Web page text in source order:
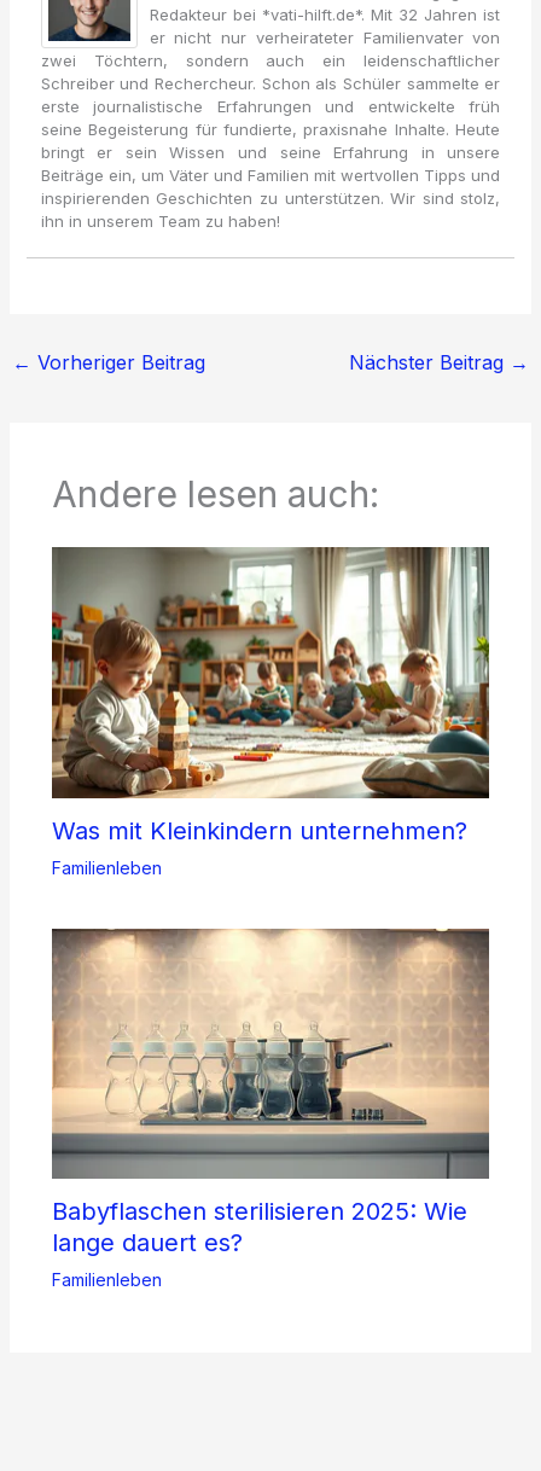
Redakteur bei *vati-hilft.de*. Mit 32 Jahren ist
er nicht nur verheirateter Familienvater von
zwei Töchtern, sondern auch ein leidenschaftlicher
Schreiber und Rechercheur. Schon als Schüler sammelte er
erste journalistische Erfahrungen und entwickelte früh
seine Begeisterung für fundierte, praxisnahe Inhalte. Heute
bringt er sein Wissen und seine Erfahrung in unsere
Beiträge ein, um Väter und Familien mit wertvollen Tipps und
inspirierenden Geschichten zu unterstützen. Wir sind stolz,
ihn in unserem Team zu haben!
← Vorheriger Beitrag Nächster Beitrag →
Andere lesen auch:
Was mit Kleinkindern unternehmen?
Familienleben
Babyflaschen sterilisieren 2025: Wie
lange dauert es?
Familienleben